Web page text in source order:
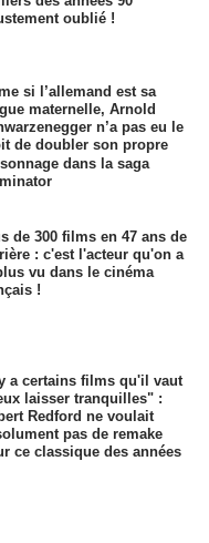
oublié !
si l’allemand est sa
maternelle, Arnold
n’a pas eu le
de doubler son propre
dans la saga
de 300 films en 47 ans de
: c'est l'acteur qu'on a
vu dans le cinéma
!
a certains films qu'il vaut
laisser tranquilles" :
Redford ne voulait
pas de remake
ce classique des années